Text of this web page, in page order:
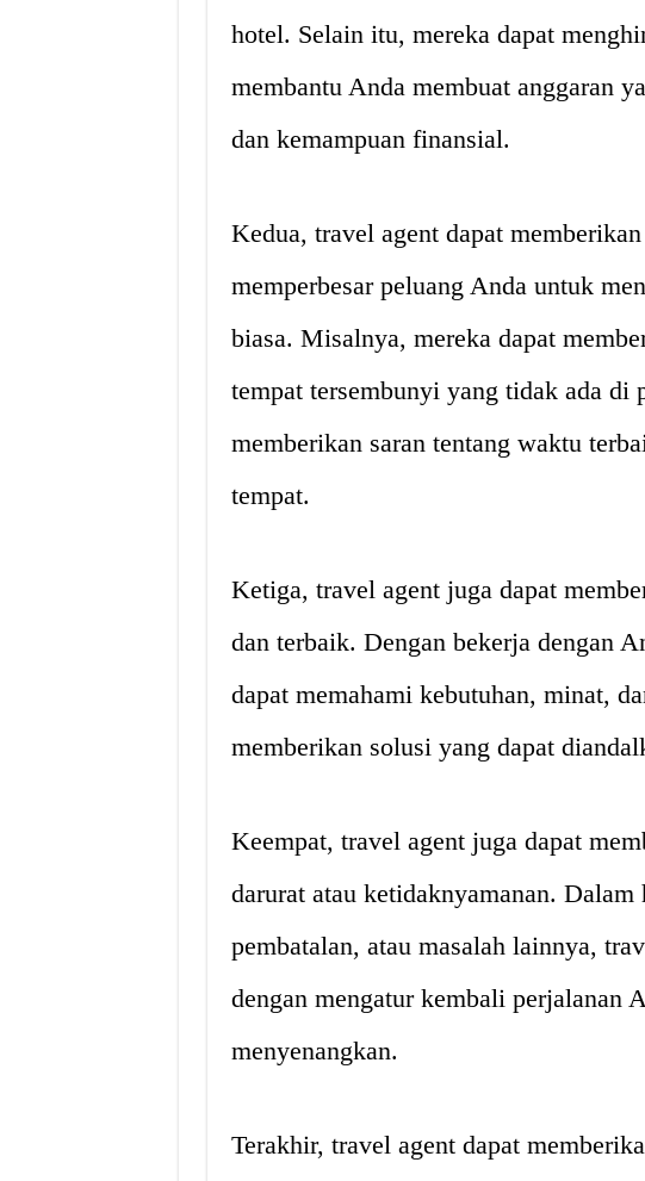
hotel. Selain itu, mereka dapat
membantu Anda membuat anggaran
dan kemampuan finansial.
Kedua, travel agent dapat
memperbesar peluang Anda untuk
biasa. Misalnya, mereka dapat
tempat tersembunyi yang tidak ada di
memberikan saran tentang waktu
tempat.
Ketiga, travel agent juga dapat
dan terbaik. Dengan bekerja dengan
dapat memahami kebutuhan, minat,
memberikan solusi yang dapat
Keempat, travel agent juga dapat
darurat atau ketidaknyamanan. Dalam
pembatalan, atau masalah lainnya,
dengan mengatur kembali perjalanan
menyenangkan.
Terakhir, travel agent dapat